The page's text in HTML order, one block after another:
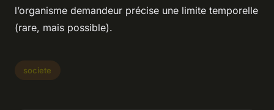
l’organisme demandeur précise une limite temporelle
(rare, mais possible).
societe